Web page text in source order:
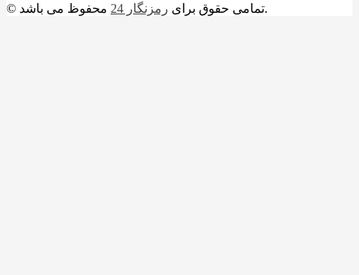
© تمامی حقوق برای رمزنگار 24 محفوظ می باشد.